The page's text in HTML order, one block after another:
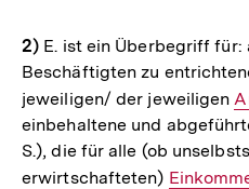
2) E. ist ein Überbegriff
Beschäftigten zu
jeweiligen/ der jeweiligen
einbehaltene und
S.), die für alle (ob
erwirtschafteten) Interner